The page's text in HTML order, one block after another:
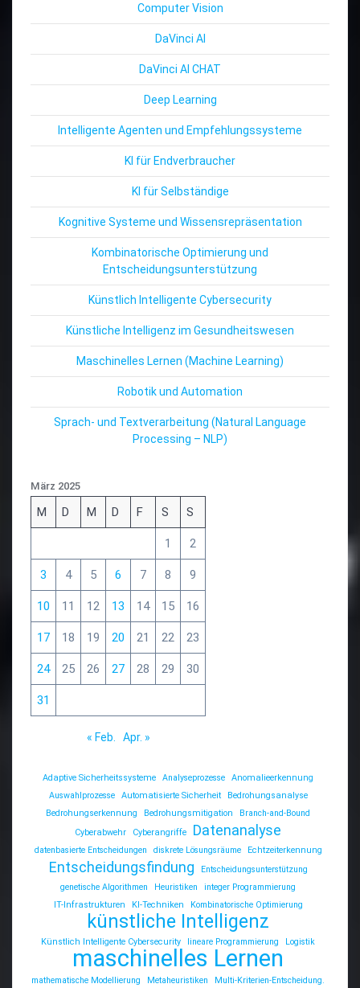
Computer Vision
DaVinci AI
DaVinci AI CHAT
Deep Learning
Intelligente Agenten und Empfehlungssysteme
KI für Endverbraucher
KI für Selbständige
Kognitive Systeme und Wissensrepräsentation
Kombinatorische Optimierung und
Entscheidungsunterstützung
Künstlich Intelligente Cybersecurity
Künstliche Intelligenz im Gesundheitswesen
Maschinelles Lernen (Machine Learning)
Robotik und Automation
Sprach- und Textverarbeitung (Natural Language
Processing – NLP)
März 2025
M D M D F S S
1 2
3 4 5 6 7 8 9
10 11 12 13 14 15 16
17 18 19 20 21 22 23
24 25 26 27 28 29 30
31
« Feb. Apr. »
Adaptive Sicherheitssysteme Analyseprozesse
Anomalieerkennung
Auswahlprozesse
Automatisierte Sicherheit
Bedrohungsanalyse
Bedrohungserkennung
Bedrohungsmitigation
Branch-and-Bound
Cyberabwehr
Cyberangriffe Datenanalyse
datenbasierte Entscheidungen diskrete Lösungsräume Echtzeiterkennung
Entscheidungsfindung
Entscheidungsunterstützung
genetische Algorithmen
Heuristiken
integer Programmierung
IT-Infrastrukturen
KI-Techniken Kombinatorische Optimierung
künstliche Intelligenz
Künstlich Intelligente Cybersecurity lineare Programmierung Logistik
maschinelles Lernen
mathematische Modellierung Metaheuristiken Multi-Kriterien-Entscheidung.